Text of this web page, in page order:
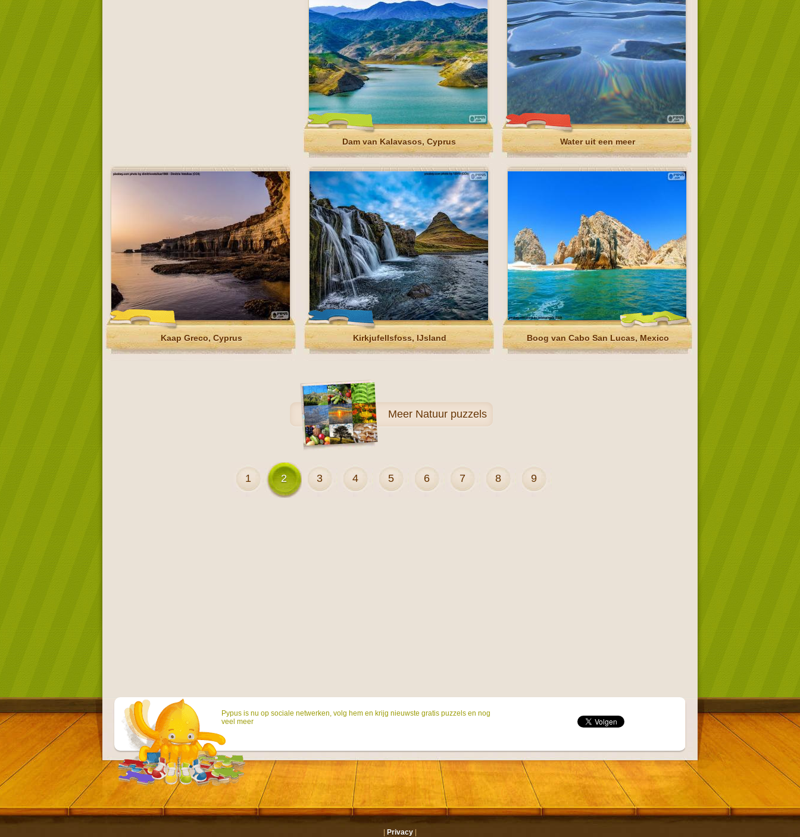
Dam van Kalavasos, Cyprus Water uit een meer
Kaap Greco, Cyprus Kirkjufellsfoss, IJsland Boog van Cabo San Lucas, Mexico
Meer Natuur puzzels
1 2 3 4 5 6 7 8 9
Pypus is nu op sociale netwerken, volg hem en krijg nieuwste gratis puzzels en nog
veel meer
Privacy